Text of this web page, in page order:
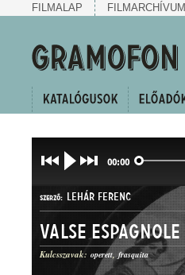
FILMALAP FILMARCHÍVUM
00:00
SZERZŐ: LEHÁR FERENC
Valse espagnole
Kulcsszavak: operett frasquita